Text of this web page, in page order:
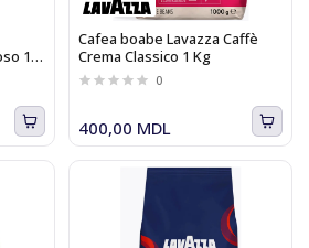
1
Cafea boabe Lavazza Caffè
Crema Classico 1 Kg
0
400,00 MDL